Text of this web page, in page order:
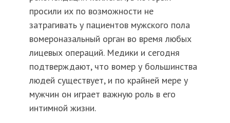
просили их по возможности не
затрагивать у пациентов мужского пола
вомероназальный орган во время любых
лицевых операций. Медики и сегодня
подтверждают, что вомер у большинства
людей существует, и по крайней мере у
мужчин он играет важную роль в его
интимной жизни.